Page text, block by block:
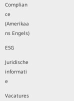
Complian
ce
(Amerikaa
ns Engels)
ESG
Juridische
informati
e
Vacatures